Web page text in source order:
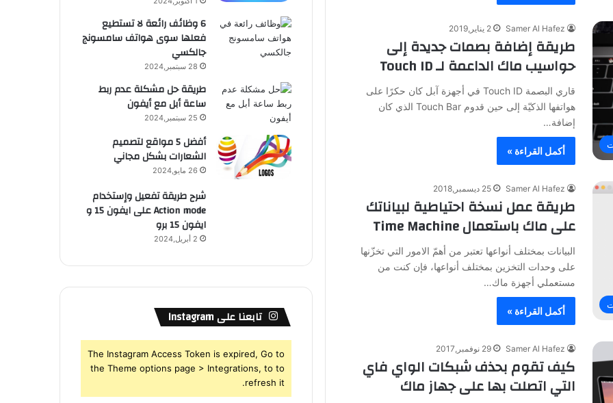
Samer Al Hafez 2 يناير,2019
طريقة إضافة بصمات جديدة إلى
حواسيب ماك الداعمة لـ Touch ID
قاري البصمة Touch ID في أجهزة آبل كان حكرًا على
هواتفها الذكيّة إلى حين قدوم Touch Bar الذي كان
إضافة…
أكمل القراءة »
Samer Al Hafez 25 ديسمبر,2018
طريقة عمل نسخة احتياطية لبياناتك
على ماك باستعمال Time Machine
البيانات بمختلف أنواعها تعتبر من أهمّ الامور التي تخزّنها
على وحدات التخزين بمختلف أنواعها، فإن كنت من
مستعملي أجهزة ماك…
أكمل القراءة »
Samer Al Hafez 29 نوفمبر,2017
كيف تقوم بحذف شبكات الواي فاي
التي اتصلت بها على جهاز ماك
S6 وظائف رائعة لا تستطيع
فعلها سوى هواتف سامسونج
جالكسي
28 سبتمبر,2024
طريقة حل مشكلة عدم ربط
ساعة أبل مع أيفون
25 سبتمبر,2024
أفضل 5 مواقع لتصميم
الشعارات بشكل مجاني
26 مايو,2024
شرح طريقة تفعيل وإستخدام
Action mode على ايفون 15 و
ايفون 15 برو
2 أبريل,2024
تابعنا على Instagram
The Instagram Access Token is expired, Go to
the Theme options page > Integrations, to to
refresh it.